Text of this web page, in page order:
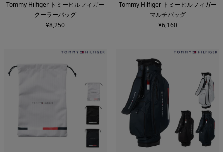
Tommy Hilfiger トミーヒルフィガー
クーラーバッグ
¥8,250
Tommy Hilfiger トミーヒルフィガー
マルチバッグ
¥6,160